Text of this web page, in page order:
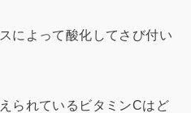
によって酸化してさび付い
られているビタミンCはど